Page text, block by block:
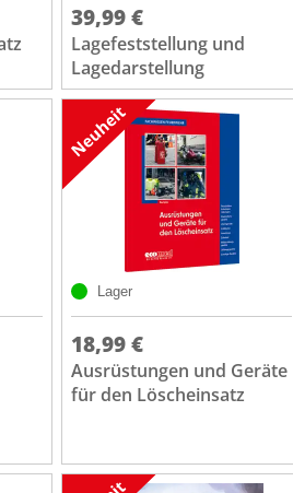
39,99 €
Lagefeststellung und
Lagedarstellung
Lager
18,99 €
Ausrüstungen und Geräte
für den Löscheinsatz